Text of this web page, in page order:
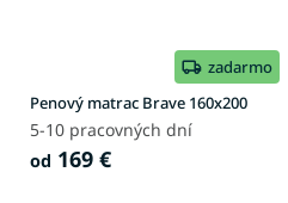
zadarmo
Penový matrac Brave 160x200
5-10 pracovných dní
od 169 €